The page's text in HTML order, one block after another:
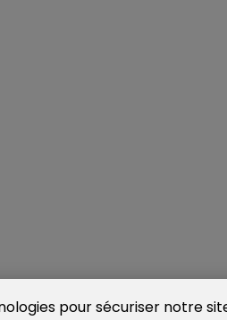
pour sécuriser notre